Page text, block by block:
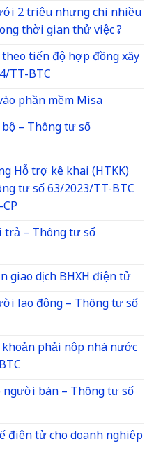
2 triệu nhưng chi nhiều
thời gian thử việc ?
tiến độ hợp đồng xây
TT-BTC
phần mềm Misa
– Thông tư số
Hỗ trợ kê khai (HTKK)
tư số 63/2023/TT-BTC
– Thông tư số
giao dịch BHXH điện tử
lao động – Thông tư số
phải nộp nhà nước
bán – Thông tư số
điện tử cho doanh nghiệp